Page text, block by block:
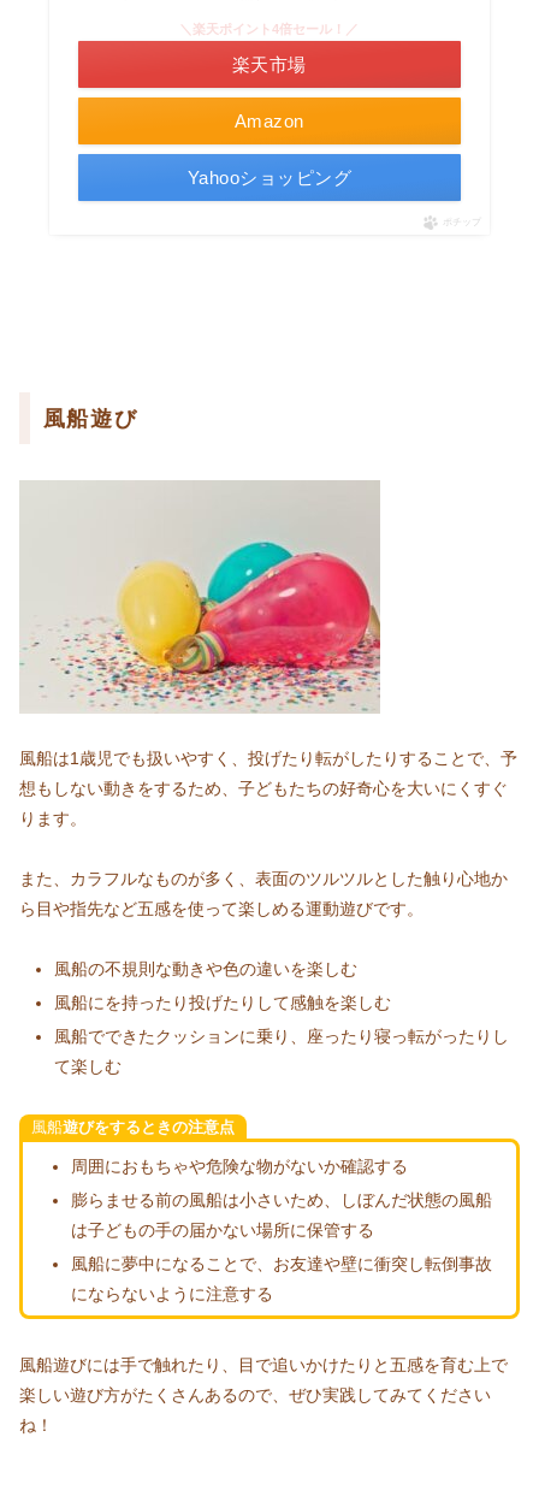
Amazon
＼楽天ポイント4倍セール！／
楽天市場
Yahooショッピング
ポチップ
風船遊び
風船は1歳児でも扱いやすく、投げたり転がしたりすることで、予
想もしない動きをするため、子どもたちの好奇心を大いにくすぐ
ります。
また、カラフルなものが多く、表面のツルツルとした触り心地か
ら目や指先など五感を使って楽しめる運動遊びです。
風船の不規則な動きや色の違いを楽しむ
風船にを持ったり投げたりして感触を楽しむ
風船でできたクッションに乗り、座ったり寝っ転がったりし
て楽しむ
風船遊びをするときの注意点
周囲におもちゃや危険な物がないか確認する
膨らませる前の風船は小さいため、しぼんだ状態の風船
は子どもの手の届かない場所に保管する
風船に夢中になることで、お友達や壁に衝突し転倒事故
にならないように注意する
風船遊びには手で触れたり、目で追いかけたりと五感を育む上で
楽しい遊び方がたくさんあるので、ぜひ実践してみてください
ね！